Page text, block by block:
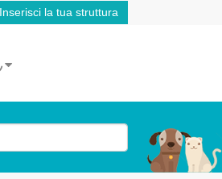
Inserisci la tua struttura